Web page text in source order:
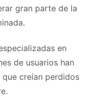
gran parte de la
en
de usuarios han
creían perdidos